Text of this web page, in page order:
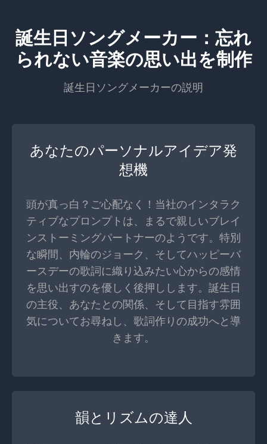
誕生日ソングメーカー：忘れ
られない音楽の思い出を制作
誕生日ソングメーカーの説明
あなたのパーソナルアイデア発
想機
頭が真っ白？ご心配なく！当社のインタラク
ティブなプロンプトは、まるで親しいブレイ
ンストーミングパートナーのようです。特別
な瞬間、内輪のジョーク、そしてハッピーバ
ースデーの歌詞に織り込みたい心からの感情
を思い出すのを優しく後押しします。誕生日
の主役、あなたとの関係、そして目指す雰囲
気についてお尋ねし、歌詞作りの成功へと導
きます。
韻とリズムの達人